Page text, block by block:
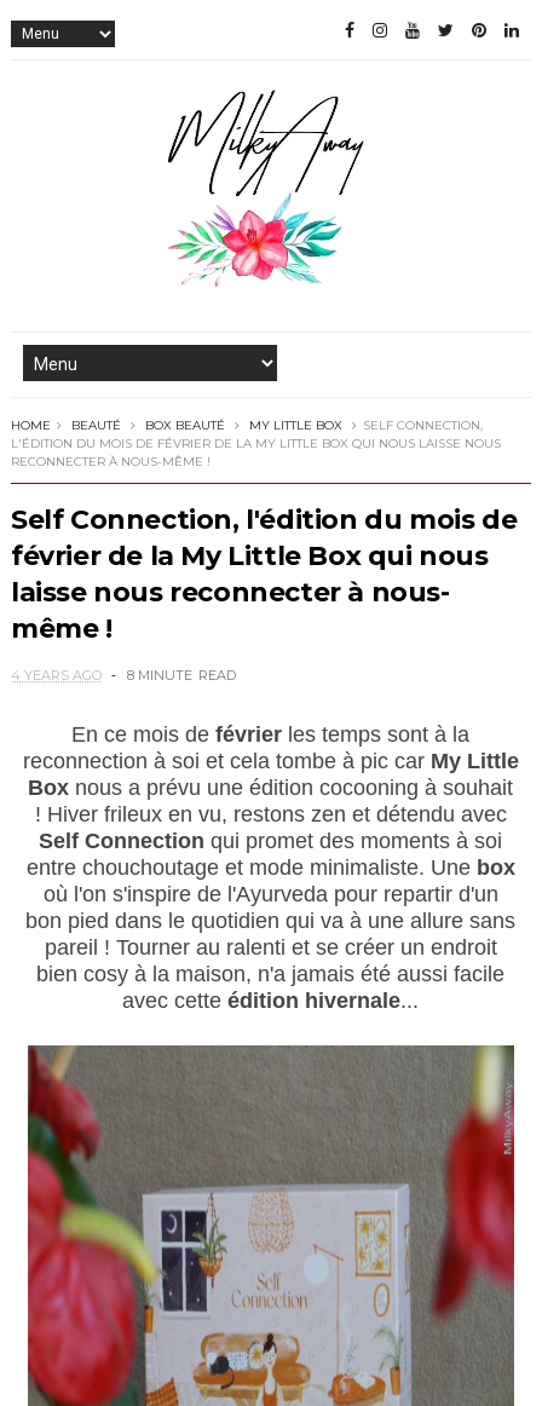
HOME BEAUTÉ BOX BEAUTÉ MY LITTLE BOX
SELF CONNECTION,
L'ÉDITION DU MOIS DE FÉVRIER DE LA MY LITTLE BOX QUI NOUS LAISSE NOUS
RECONNECTER À NOUS-MÊME !
Self Connection, l'édition du mois de
février de la My Little Box qui nous
laisse nous reconnecter à nous-
même !
4 YEARS AGO 8 MINUTE READ
En ce mois defévrier les temps sont à la
reconnection à soi et cela tombe à pic car My Little
Box nous a prévu une édition cocooning à souhait
! Hiver frileux en vu, restons zen et détendu avec
Self Connection qui promet des moments à soi
entre chouchoutage et mode minimaliste. Une box
où l'on s'inspire de l'Ayurveda pour repartir d'un
bon pied dans le quotidien qui va à une allure sans
pareil ! Tourner au ralenti et se créer un endroit
bien cosy à la maison, n'a jamais été aussi facile
avec cetteédition hivernale...